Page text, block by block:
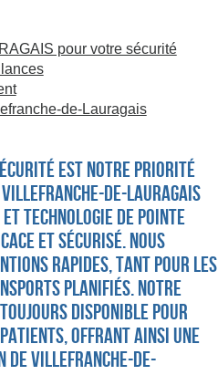
pour votre sécurité
de-Lauragais
sécurité est notre priorité
Villefranche-de-Lauragais
technologie de pointe
et sécurisé. Nous
rapides, tant pour les
planifiés. Notre
disponible pour
patients, offrant ainsi une
de Villefranche-de-